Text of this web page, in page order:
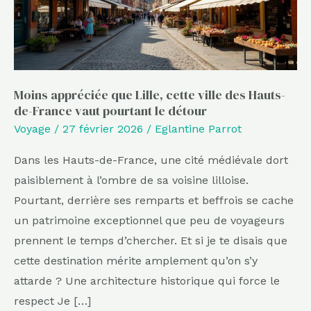
Moins appréciée que Lille, cette ville des Hauts-
de-France vaut pourtant le détour
Voyage / 27 février 2026 / Eglantine Parrot
Dans les Hauts-de-France, une cité médiévale dort
paisiblement à l’ombre de sa voisine lilloise.
Pourtant, derrière ses remparts et beffrois se cache
un patrimoine exceptionnel que peu de voyageurs
prennent le temps d’chercher. Et si je te disais que
cette destination mérite amplement qu’on s’y
attarde ? Une architecture historique qui force le
respect Je […]
des
Hauts-
de-
France
vaut
pourtant
le
détour